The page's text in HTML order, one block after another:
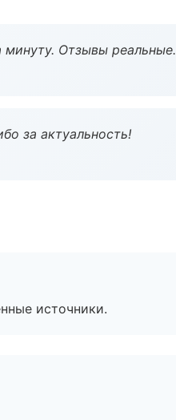
минуту. Отзывы реальные.
за актуальность!
источники.